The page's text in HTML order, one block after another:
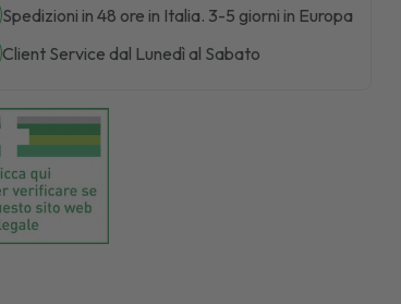
Spedizioni in 48 ore in Italia. 3-5 giorni in Europa
Client Service dal Lunedì al Sabato